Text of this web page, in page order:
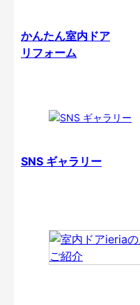
かんたん室内ドア
リフォーム
SNS ギャラリー